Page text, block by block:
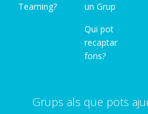
Teaming?
un Grup
Qui pot
recaptar
fons?
Grups als que pots